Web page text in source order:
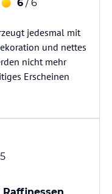
6 / 6
jedesmal mit
und nettes
nicht mehr
Erscheinen